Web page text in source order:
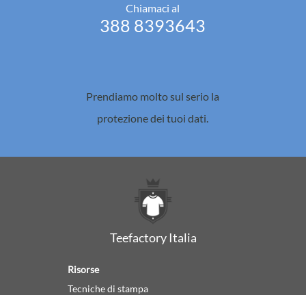
Chiamaci al
388 8393643
Prendiamo molto sul serio la
protezione dei tuoi dati.
Teefactory Italia
Risorse
Tecniche di stampa